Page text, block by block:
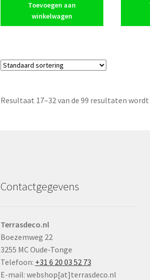
Toevoegen aan
winkelwagen
Resultaat 17–32 van de 99 resultaten
Contactgegevens
Terrasdeco.nl
Boezemweg 22
3255 MC Oude-Tonge
Telefoon: +31 6 20 03 52 73
E-mail: webshop[at]terrasdeco.nl